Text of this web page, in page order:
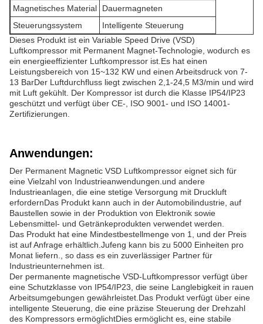
Magnetisches Material
Dauermagneten
Steuerungssystem
Intelligente Steuerung
Dieses Produkt ist ein Variable Speed Drive (VSD)
Luftkompressor mit Permanent Magnet-Technologie, wodurch es
ein energieeffizienter Luftkompressor ist.Es hat einen
Leistungsbereich von 15~132 KW und einen Arbeitsdruck von 7-
13 BarDer Luftdurchfluss liegt zwischen 2,1-24,5 M3/min und wird
mit Luft gekühlt. Der Kompressor ist durch die Klasse IP54/IP23
geschützt und verfügt über CE-, ISO 9001- und ISO 14001-
Zertifizierungen.
Anwendungen:
Der Permanent Magnetic VSD Luftkompressor eignet sich für
eine Vielzahl von Industrieanwendungen.und andere
Industrieanlagen, die eine stetige Versorgung mit Druckluft
erfordernDas Produkt kann auch in der Automobilindustrie, auf
Baustellen sowie in der Produktion von Elektronik sowie
Lebensmittel- und Getränkeprodukten verwendet werden.
Das Produkt hat eine Mindestbestellmenge von 1, und der Preis
ist auf Anfrage erhältlich.Jufeng kann bis zu 5000 Einheiten pro
Monat liefern., so dass es ein zuverlässiger Partner für
Industrieunternehmen ist.
Der permanente magnetische VSD-Luftkompressor verfügt über
eine Schutzklasse von IP54/IP23, die seine Langlebigkeit in rauen
Arbeitsumgebungen gewährleistet.Das Produkt verfügt über eine
intelligente Steuerung, die eine präzise Steuerung der Drehzahl
des Kompressors ermöglichtDies ermöglicht es, eine stabile